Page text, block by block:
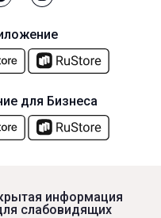
информация
слабовидящих
для Бизнеса